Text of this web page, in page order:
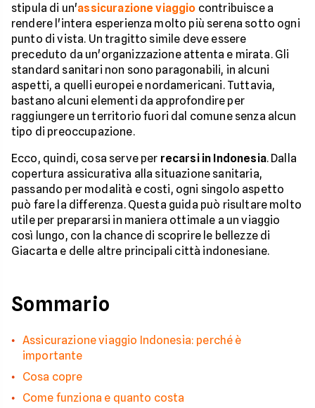
stipula di un'assicurazione viaggio contribuisce a
rendere l'intera esperienza molto più serena sotto ogni
punto di vista. Un tragitto simile deve essere
preceduto da un'organizzazione attenta e mirata. Gli
standard sanitari non sono paragonabili, in alcuni
aspetti, a quelli europei e nordamericani. Tuttavia,
bastano alcuni elementi da approfondire per
raggiungere un territorio fuori dal comune senza alcun
tipo di preoccupazione.
Ecco, quindi, cosa serve per recarsi in Indonesia. Dalla
copertura assicurativa alla situazione sanitaria,
passando per modalità e costi, ogni singolo aspetto
può fare la differenza. Questa guida può risultare molto
utile per prepararsi in maniera ottimale a un viaggio
così lungo, con la chance di scoprire le bellezze di
Giacarta e delle altre principali città indonesiane.
Sommario
Assicurazione viaggio Indonesia: perché è
importante
Cosa copre
Come funziona e quanto costa